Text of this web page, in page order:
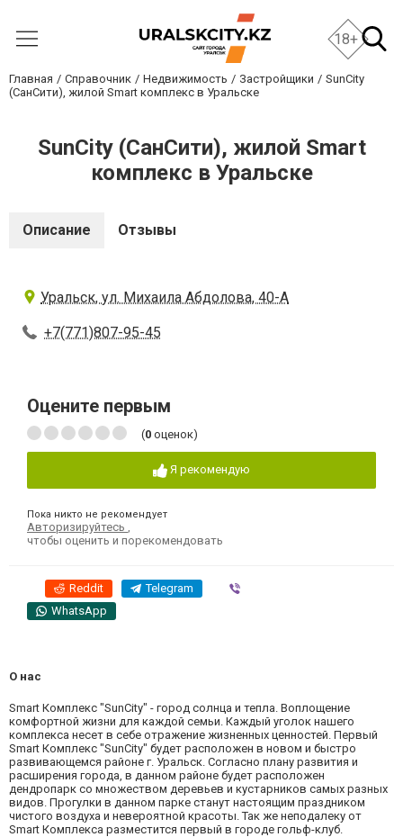
18+
Главная Справочник Недвижимость Застройщики
SunCity
(СанСити), жилой Smart комплекс в Уральске
SunCity (СанСити), жилой Smart
комплекс в Уральске
Описание Отзывы
Уральск, ул. Михаила Абдолова, 40-А
+7(771)807-95-45
Оцените первым
(0 оценок)
Я рекомендую
Пока никто не рекомендует
Авторизируйтесь
чтобы оценить и порекомендовать
Reddit Telegram
WhatsApp
О нас
Smart Комплекс "SunCity" - город солнца и тепла. Воплощение
комфортной жизни для каждой семьи. Каждый уголок нашего
комплекса несет в себе отражение жизненных ценностей. Первый
Smart Комплекс "SunCity" будет расположен в новом и быстро
развивающемся районе г. Уральск. Согласно плану развития и
расширения города, в данном районе будет расположен
дендропарк со множеством деревьев и кустарников самых разных
видов. Прогулки в данном парке станут настоящим праздником
чистого воздуха и невероятной красоты. Так же неподалеку от
Smart Комплекса разместится первый в городе гольф-клуб.